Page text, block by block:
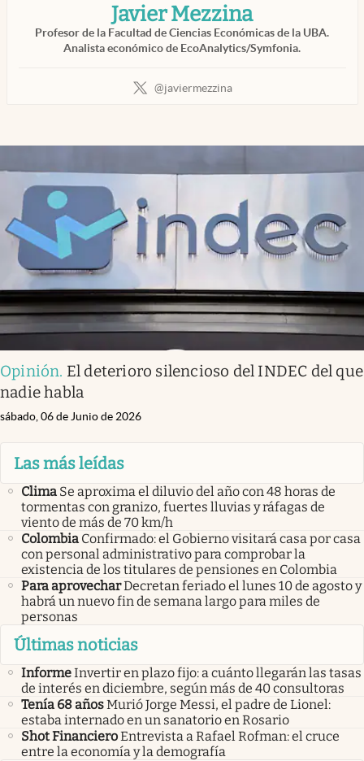
Infotechnology
Clase
Mediakit
abre en nueva pestaña
Argentina
Javier Mezzina
Profesor de la Facultad de Ciencias Económicas de la UBA.
Analista económico de EcoAnalytics/Symfonia.
@javiermezzina
abre en nueva pestaña
Opinión. El deterioro silencioso del INDEC del que
nadie habla
sábado, 06 de Junio de 2026
Las más leídas
Clima Se aproxima el diluvio del año con 48 horas de
tormentas con granizo, fuertes lluvias y ráfagas de
viento de más de 70 km/h
Colombia Confirmado: el Gobierno visitará casa por casa
con personal administrativo para comprobar la
existencia de los titulares de pensiones en Colombia
Para aprovecharDecretan feriado el lunes 10 de agosto y
habrá un nuevo fin de semana largo para miles de
personas
Últimas noticias
InformeInvertir en plazo fijo: a cuánto llegarán las tasas
de interés en diciembre, según más de 40 consultoras
Tenía 68 añosMurió Jorge Messi, el padre de Lionel:
estaba internado en un sanatorio en Rosario
Shot FinancieroEntrevista a Rafael Rofman: el cruce
entre la economía y la demografía